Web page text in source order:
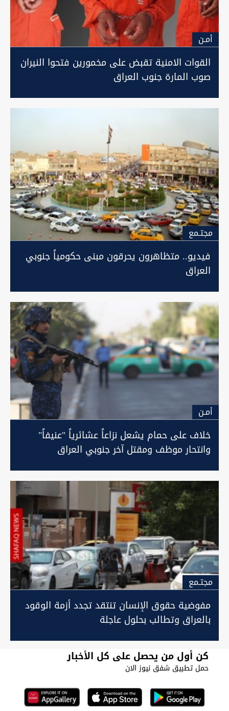
أمـن
القوات الامنية تقبض على مخمورين فتحوا النيران
صوب المارة جنوب العراق
مجتـمع
فيديو.. متظاهرون يحرقون مبنى حكومياً جنوبي
العراق
أمـن
خلاف على حمام يشعل نزاعاً عشائرياً "عنيفاً"
وانتحار موظف ومقتل آخر جنوبي العراق
مجتـمع
مفوضية حقوق الإنسان تنتقد تجدد أزمة الوقود
بالعراق وتطالب بحلول عاجلة
كن أول من يحصل على كل الأخبار
حمل تطبيق شفق نيوز الان